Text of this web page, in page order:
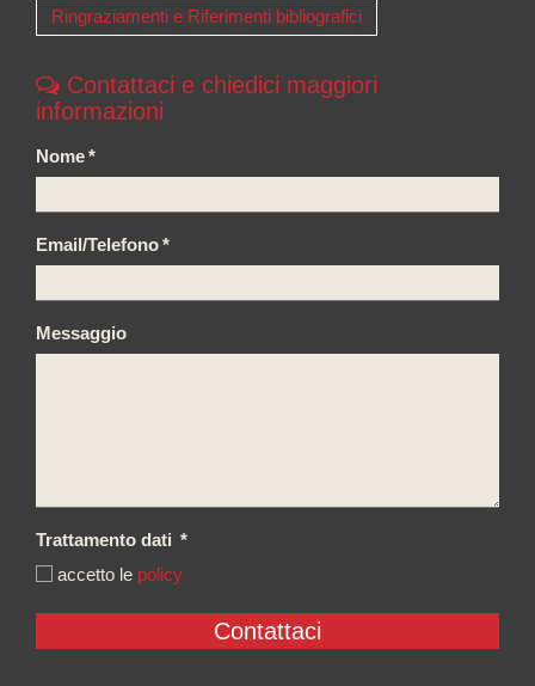
Ringraziamenti e Riferimenti bibliografici
Contattaci e chiedici maggiori
informazioni
Nome*
Email/Telefono*
Messaggio
Trattamento dati *
accetto le policy